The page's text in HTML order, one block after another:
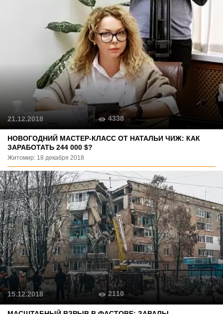
НОВОГОДНИЙ МАСТЕР-КЛАСС ОТ НАТАЛЬИ ЧИЖ: КАК
ЗАРАБОТАТЬ 244 000 $?
Житомир: 18 декабря 2018
21.12.2018 4338
15.12.2018 2110